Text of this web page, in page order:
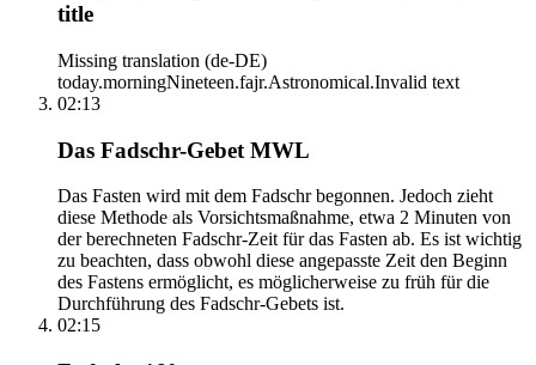
title
Missing translation (de-DE)
today.morningNineteen.fajr.Astronomical.Invalid text
02:13
Das Fadschr-Gebet MWL
Das Fasten wird mit dem Fadschr begonnen. Jedoch zieht
diese Methode als Vorsichtsmaßnahme, etwa 2 Minuten von
der berechneten Fadschr-Zeit für das Fasten ab. Es ist wichtig
zu beachten, dass obwohl diese angepasste Zeit den Beginn
des Fastens ermöglicht, es möglicherweise zu früh für die
Durchführung des Fadschr-Gebets ist.
02:15